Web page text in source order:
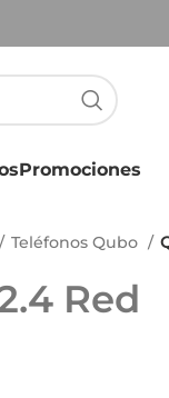
Promociones
Teléfonos Qubo
Red